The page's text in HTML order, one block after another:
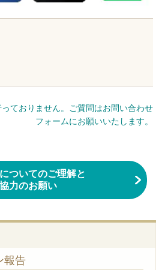
ておりません。ご質問はお問い合わせ
フォームにお願いいたします。
ついてのご理解と
力のお願い
報告